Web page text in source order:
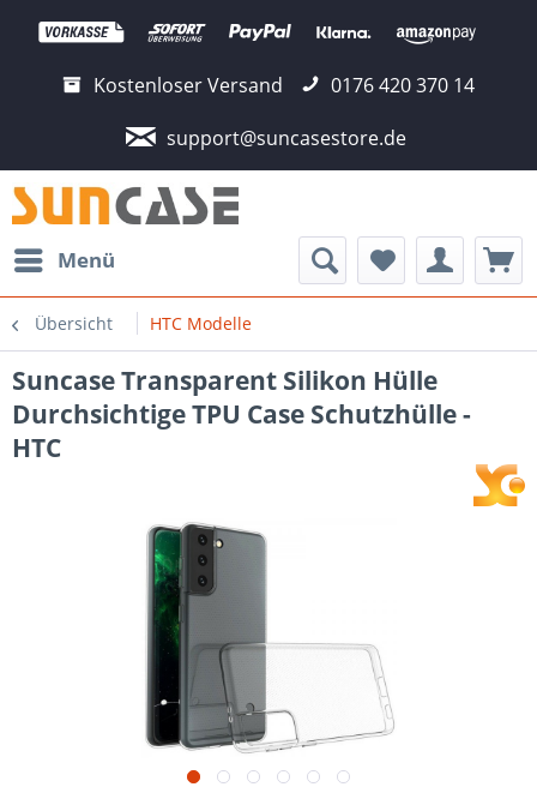
Kostenloser Versand
0176 420 370 14
support@suncasestore.de
Menü
Übersicht HTC Modelle
Suncase Transparent Silikon Hülle
Durchsichtige TPU Case Schutzhülle -
HTC